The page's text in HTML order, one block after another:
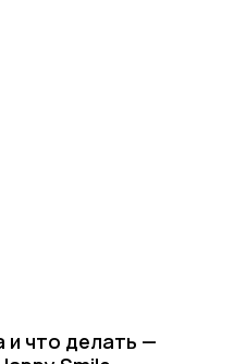
и что делать —